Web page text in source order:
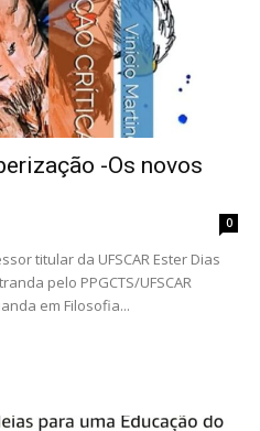
-Os novos
0
titular da UFSCAR Ester Dias
pelo PPGCTS/UFSCAR
em Filosofia...